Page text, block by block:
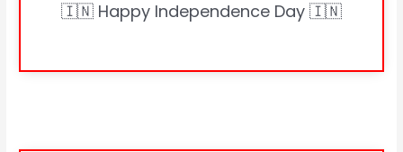
🇮🇳 Happy Independence Day 🇮🇳